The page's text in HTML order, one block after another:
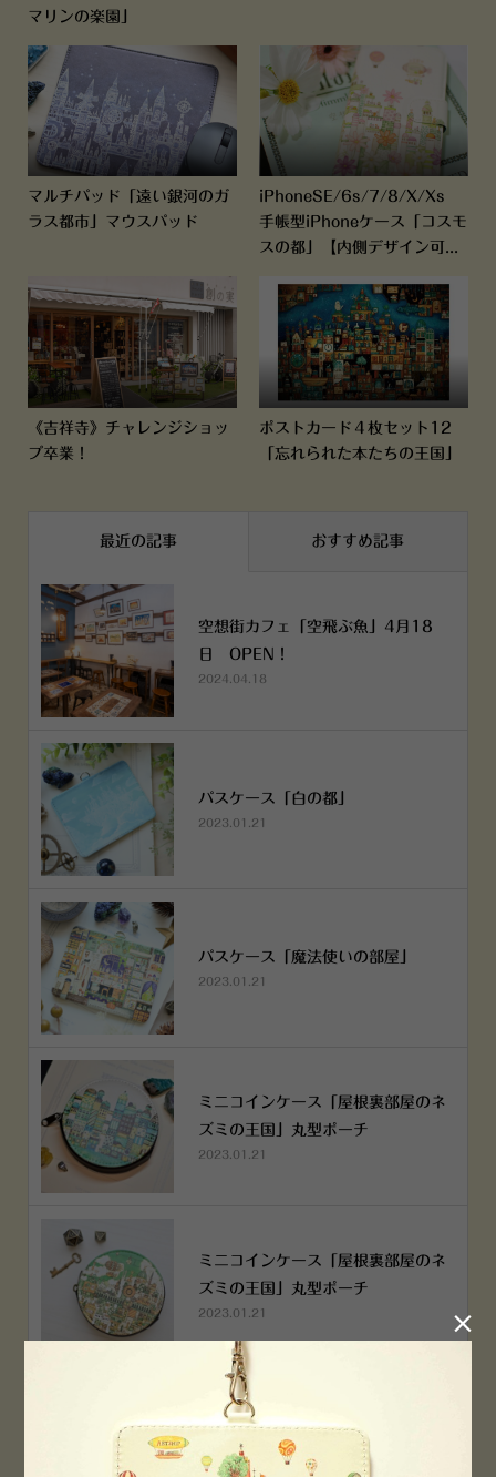
マリンの楽園」
マルチパッド「遠い銀河のガ
ラス都市」マウスパッド
iPhoneSE/6s/7/8/X/Xs
手帳型iPhoneケース「コスモ
スの都」【内側デザイン可...
《吉祥寺》チャレンジショッ
プ卒業！
ポストカード４枚セット12
「忘れられた本たちの王国」
最近の記事 おすすめ記事
空想街カフェ「空飛ぶ魚」4月18
日 OPEN！
2024.04.18
パスケース「白の都」
2023.01.21
パスケース「魔法使いの部屋」
2023.01.21
ミニコインケース「屋根裏部屋のネ
ズミの王国」丸型ポーチ
2023.01.21
ミニコインケース「屋根裏部屋のネ
ズミの王国」丸型ポーチ
2023.01.21
横浜赤レンガ倉庫店 12月6日 O
PEN！
2022.12.05
